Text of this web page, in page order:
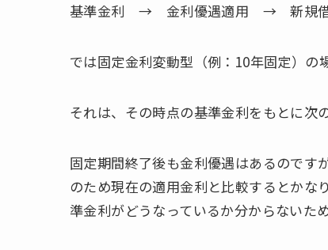
基準金利 → 金利優遇適用 → 新規借
では固定金利変動型（例：10年固定）の
それは、その時点の基準金利をもとに次
固定期間終了後も金利優遇はあるのです
のため現在の適用金利と比較するとかな
準金利がどうなっているか分からないた